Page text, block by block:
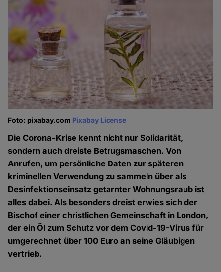
Foto: pixabay.com Pixabay License
Die Corona-Krise kennt nicht nur Solidarität,
sondern auch dreiste Betrugsmaschen. Von
Anrufen, um persönliche Daten zur späteren
kriminellen Verwendung zu sammeln über als
Desinfektionseinsatz getarnter Wohnungsraub ist
alles dabei. Als besonders dreist erwies sich der
Bischof einer christlichen Gemeinschaft in London,
der ein Öl zum Schutz vor dem Covid-19-Virus für
umgerechnet über 100 Euro an seine Gläubigen
vertrieb.